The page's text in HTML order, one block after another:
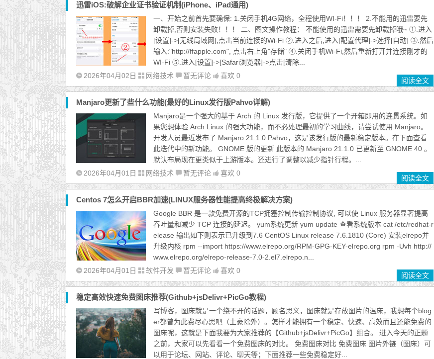
迅雷iOS:破解企业证书验证机制(iPhone、iPad通用)
一、开始之前首先要确保: 1.关闭手机4G网络，全程使用WI-Fi！！！ 2.不能用的迅雷要先
卸载掉,否则安装失败！！！ 二、图文操作教程： 不能使用的迅雷需要先卸载掉哦~ ①.进入
[设置]->[无线局域网],点击当前连接的Wi-Fi ②.进入之后,进入[配置代理]->选择[自动] ③.然后
输入:"http://ffapple.com", 点击右上角"存储" ④.关闭手机Wi-Fi,然后重新打开并连接刚才的
WI-Fi ⑤.进入[设置]->[Safari浏览器]->点击[清除...
2026年04月02日
网络技术 暂无评论 喜欢 0
阅读全文
Manjaro更新了些什么功能(最好的Linux发行版Pahvo详解)
Manjaro是一个强大的基于 Arch 的 Linux 发行版，它提供了一个开箱即用的连贯系统。如
果您想体验 Arch Linux 的强大功能，而不必处理最初的学习曲线，请尝试使用 Manjaro。
开发人员最近发布了 Manjaro 21.1.0 Pahvo，这是该发行版的最新稳定版本。在下面查看
此迭代中的新功能。 GNOME 版的更新 此版本的 Manjaro 21.1.0 已更新至 GNOME 40 。
默认布局现在更类似于上游版本。还进行了调整以减少指针行程。...
2026年04月01日
网络技术 暂无评论 喜欢 0
阅读全文
Centos 7怎么开启BBR加速(LINUX服务器性能提高终极解决方案)
Google BBR 是一款免费开源的TCP拥塞控制传输控制协议, 可以使 Linux 服务器显著提高
吞吐量和减少 TCP 连接的延迟。 yum系统更新 yum update 查看系统版本 cat /etc/redhat-r
elease 输出如下则表示已升级到7.6 CentOS Linux release 7.6.1810 (Core) 安装elrepo并
升级内核 rpm --import https://www.elrepo.org/RPM-GPG-KEY-elrepo.org rpm -Uvh http://
www.elrepo.org/elrepo-release-7.0-2.el7.elrepo.n...
2026年04月01日
软件开发 暂无评论 喜欢 0
阅读全文
稳定高效快速免费图床推荐(Github+jsDelivr+PicGo教程)
写博客，图床就是一个绕不开的话题，顾名思义，图床就是存放图片的温床，我想每个blog
er都曾为此费尽心思吧（土豪除外）。怎样才能拥有一个稳定、快速、高效而且还能免费的
图床呢，这就是下面我要为大家推荐的【Github+jsDelivr+PicGo】组合。 进入今天的正题
之前，大家可以先看看一个免费图床的对比。 免费图床对比 免费图床 图片外链（图床）可
以用于论坛、网站、评论、聊天等；下面推荐一些免费稳定好...